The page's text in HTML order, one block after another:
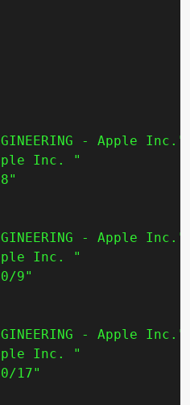
- Apple Inc."
Inc. "
- Apple Inc."
Inc. "
9"
- Apple Inc."
Inc. "
17"